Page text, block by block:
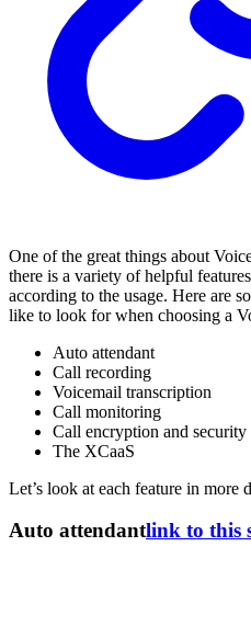
One of the great things about
there is a variety of helpful
according to the usage. Here are
like to look for when choosing a
Auto attendant
Call recording
Voicemail transcription
Call monitoring
Call encryption and security
The XCaaS
Let’s look at each feature in more
Auto attendantlink to this